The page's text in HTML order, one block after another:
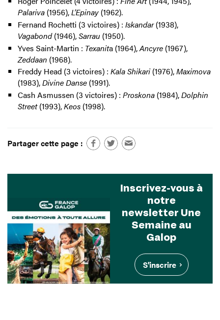
Palariva (1956),L’Epinay(1962).
Fernand Rochetti (3 victoires) : Iskandar(1938),
Vagabond(1946),Sarrau(1950).
Yves Saint-Martin : Texanita (1964),Ancyre(1967),
Zeddaan (1968).
Freddy Head (3 victoires) : Kala Shikari(1976),Maximova
(1983),Divine Danse (1991).
Cash Asmussen (3 victoires) : Proskona(1984),Dolphin
Street(1993),Keos (1998).
Partager cette page :
Inscrivez-vous à
notre
newsletter Une
Semaine au
Galop
S'inscrire